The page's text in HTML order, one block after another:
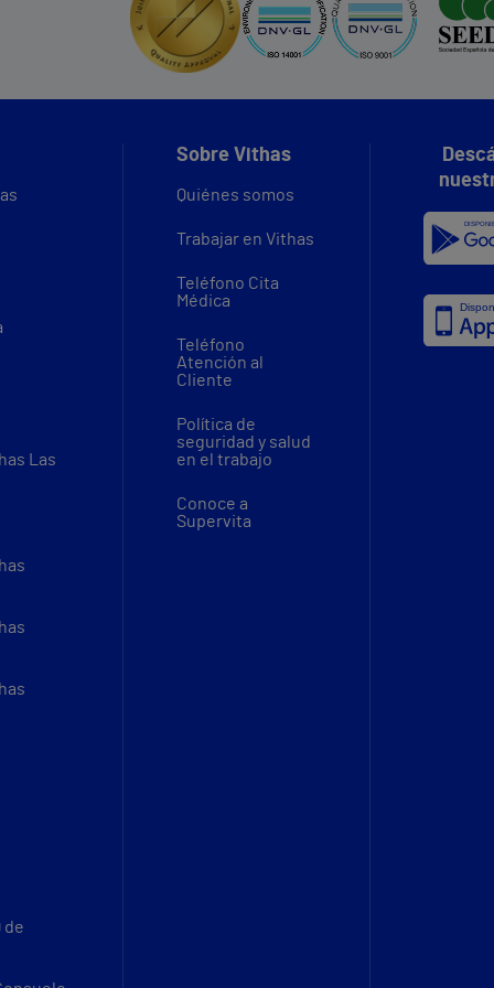
Las
de
Sobre Vithas
Quiénes somos
Trabajar en Vithas
Teléfono Cita
Médica
Teléfono
Atención al
Cliente
Política de
seguridad y salud
en el trabajo
Conoce a
Supervita